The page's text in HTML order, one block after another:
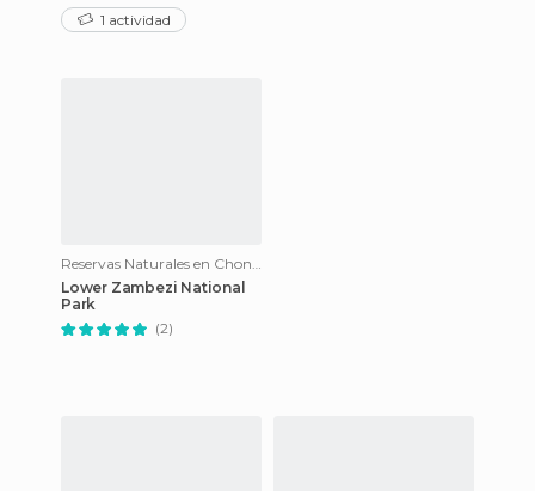
1 actividad
Reservas Naturales en Chongwe
Lower Zambezi National
Park
(2)